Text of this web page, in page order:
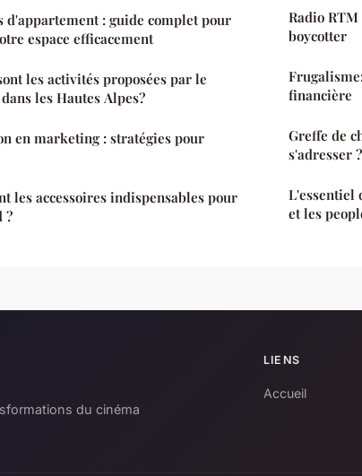
d'appartement : guide complet pour
espace efficacement
les activités proposées par le
les Hautes Alpes?
en marketing : stratégies pour
les accessoires indispensables pour
?
Radio
boycotter
financière
Greffe de
s'adresser ?
L'essentiel
et les
du cinéma
LIENS
Accueil